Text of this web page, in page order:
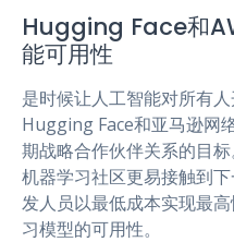
r
e
e
b
o
k
t i
l
e
g
m
Hugging Face和
能可用性
是时候让人工智能对所有
Hugging Face和亚马逊网
期战略合作伙伴关系的目
机器学习社区更易接触到
发人员以最低成本实现最
习模型的可用性。